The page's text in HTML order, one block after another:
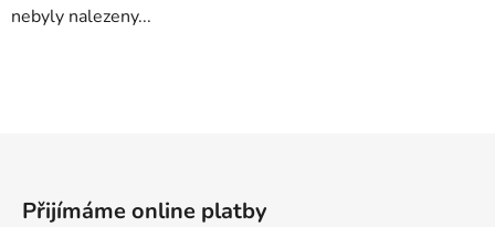
nebyly nalezeny...
Přijímáme online platby